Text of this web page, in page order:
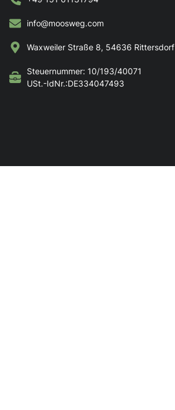
info@moosweg.com
Waxweiler Straße 8, 54636 Rittersdorf
Steuernummer: 10/193/40071
USt.-IdNr.:DE334047493